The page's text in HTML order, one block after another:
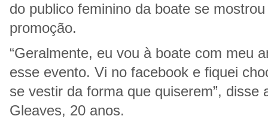
do publico feminino da boate se
promoção.
“Geralmente, eu vou à boate com meu
esse evento. Vi no facebook e fiquei
se vestir da forma que quiserem”, disse
Gleaves, 20 anos.